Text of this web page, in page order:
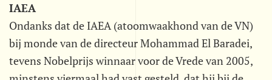
IAEA
Ondanks dat de IAEA (atoomwaakhond van de VN)
bij monde van de directeur Mohammad El Baradei,
tevens Nobelprijs winnaar voor de Vrede van 2005,